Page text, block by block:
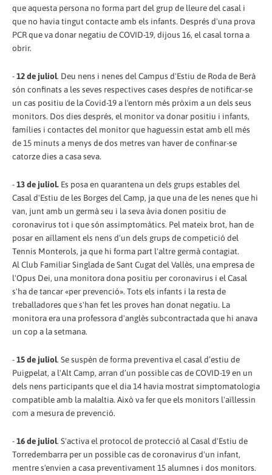
que aquesta persona no forma part del grup de lleure del casal i
que no havia tingut contacte amb els infants. Després d'una prova
PCR que va donar negatiu de COVID-19, dijous 16, el casal torna a
obrir.
-12 de juliol. Deu nens i nenes del Campus d'Estiu de Roda de Berà
són confinats a les seves respectives cases despŕes de notificar-se
un cas positiu de la Covid-19 a l'entorn més pròxim a un dels seus
monitors. Dos dies després, el monitor va donar positiu i infants,
famílies i contactes del monitor que haguessin estat amb ell més
de 15 minuts a menys de dos metres van haver de confinar-se
catorze dies a casa seva.
-13 de juliol. Es posa en quarantena un dels grups estables del
Casal d'Estiu de les Borges del Camp, ja que una de les nenes que hi
van, junt amb un germà seu i la seva àvia donen positiu de
coronavirus tot i que són assimptomàtics. Pel mateix brot, han de
posar en aïllament els nens d'un dels grups de competició del
Tennis Monterols, ja que hi forma part l'altre germà contagiat.
Al Club Familiar Singlada de Sant Cugat del Vallès, una empresa de
l'Opus Dei, una monitora dona positiu per coronavirus i el Casal
s'ha de tancar «per prevenció». Tots els infants i la resta de
treballadores que s'han fet les proves han donat negatiu. La
monitora era una professora d'anglès subcontractada que hi anava
un cop a la setmana.
-15 de juliol. Se suspèn de forma preventiva el casal d’estiu de
Puigpelat, a l'Alt Camp, arran d’un possible cas de COVID-19 en un
dels nens participants que el dia 14 havia mostrat simptomatologia
compatible amb la malaltia. Això va fer que els monitors l'aïllessin
com a mesura de prevenció.
-16 de juliol. S'activa el protocol de protecció al Casal d'Estiu de
Torredembarra per un possible cas de coronavirus d'un infant,
mentre s'envien a casa preventivament 15 alumnes i dos monitors.